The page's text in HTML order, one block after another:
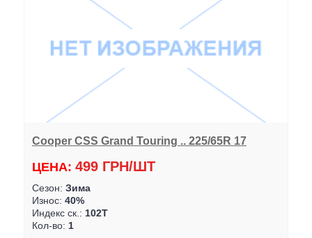
Cooper CSS Grand Touring .. 225/65R 17
ЦЕНА: 499 ГРН/ШТ
Сезон: Зима
Износ: 40%
Индекс ск.: 102T
Кол-во: 1